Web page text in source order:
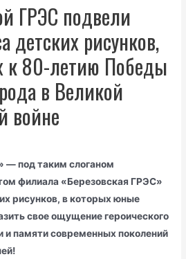
ГРЭС подвели
детских рисунков,
к 80-летию Победы
в Великой
войне
— под таким слоганом
филиала «Березовская ГРЭС»
рисунков, в которых юные
свое ощущение героического
и памяти современных поколений